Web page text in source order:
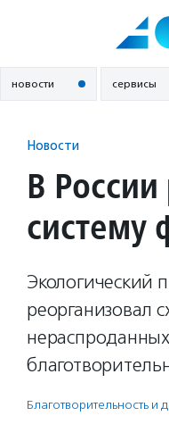
новости сервисы
Новости
В
систему
Экологический
реорганизовал
Благотвори­тель­ность и